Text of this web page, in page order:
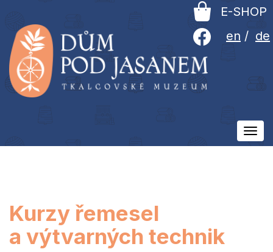
en / de
E-SHOP
Kurzy řemesel
a výtvarných technik